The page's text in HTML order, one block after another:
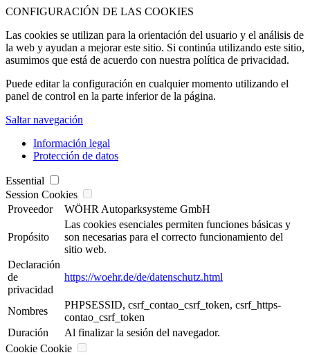
CONFIGURACIÓN DE LAS COOKIES
Las cookies se utilizan para la orientación del usuario y el análisis de
la web y ayudan a mejorar este sitio. Si continúa utilizando este sitio,
asumimos que está de acuerdo con nuestra política de privacidad.
Puede editar la configuración en cualquier momento utilizando el
panel de control en la parte inferior de la página.
Saltar navegación
Información legal
Protección de datos
Essential
Session Cookies
Proveedor
WÖHR Autoparksysteme GmbH
Propósito
Las cookies esenciales permiten funciones básicas y
son necesarias para el correcto funcionamiento del
sitio web.
Declaración
de
privacidad
https://woehr.de/de/datenschutz.html
Nombres
PHPSESSID, csrf_contao_csrf_token, csrf_https-
contao_csrf_token
Duración
Al finalizar la sesión del navegador.
Cookie Cookie